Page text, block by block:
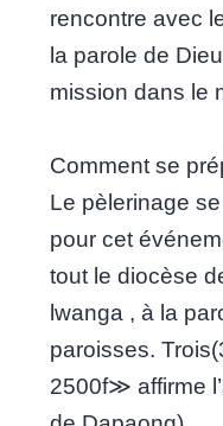
rencontre avec
la parole de
mission dans le
Comment se
Le pèlerinage
pour cet
tout le diocèse
lwanga , à la
paroisses.
2500f≫ affirme